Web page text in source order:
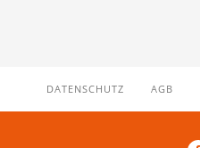
DATENSCHUTZ AGB